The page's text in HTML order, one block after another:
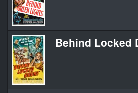
Behind Locked